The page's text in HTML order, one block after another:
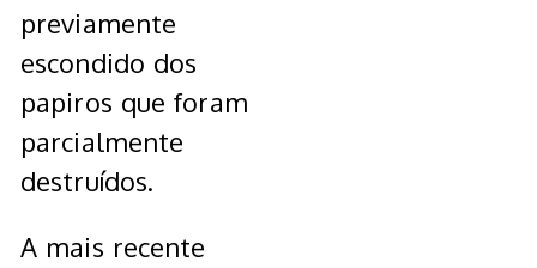
previamente
escondido dos
papiros que foram
parcialmente
destruídos.
A mais recente